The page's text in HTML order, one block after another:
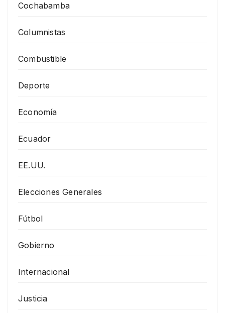
Cochabamba
Columnistas
Combustible
Deporte
Economía
Ecuador
EE.UU.
Elecciones Generales
Fútbol
Gobierno
Internacional
Justicia